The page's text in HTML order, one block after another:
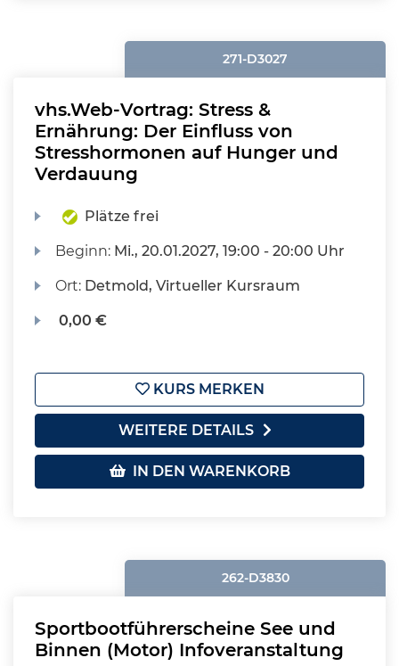
271-D3027
vhs.Web-Vortrag: Stress &
Ernährung: Der Einfluss von
Stresshormonen auf Hunger und
Verdauung
Plätze frei
Beginn: Mi., 20.01.2027, 19:00 - 20:00 Uhr
Ort: Detmold, Virtueller Kursraum
0,00 €
KURS MERKEN
WEITERE DETAILS
IN DEN WARENKORB
262-D3830
Sportbootführerscheine See und
Binnen (Motor) Infoveranstaltung